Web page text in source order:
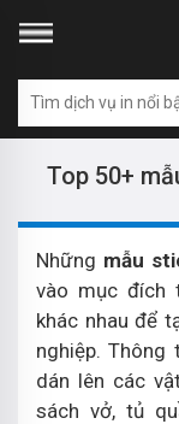
Top 50+
Những mẫu
vào mục đích
khác nhau để
nghiệp.
dán lên các
sách vở, tủ